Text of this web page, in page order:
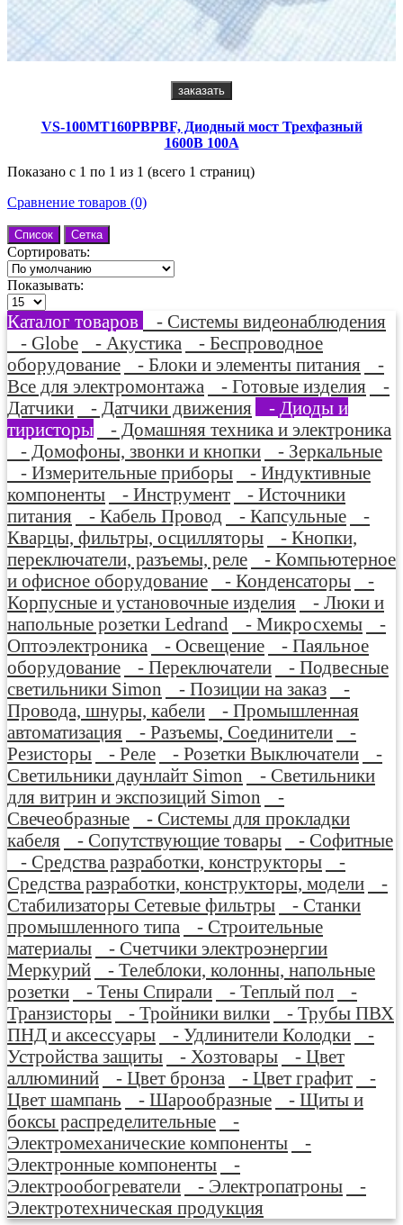
заказать
VS-100MT160PBPBF, Диодный мост Трехфазный
1600В 100А
Показано с 1 по 1 из 1 (всего 1 страниц)
Сравнение товаров (0)
Список Сетка
Сортировать:
Показывать:
Каталог товаров
- Системы видеонаблюдения
- Globe
- Акустика
- Беспроводное
оборудование
- Блоки и элементы питания
-
Все для электромонтажа
- Готовые изделия
-
Датчики
- Датчики движения
- Диоды и
тиристоры
- Домашняя техника и электроника
- Домофоны, звонки и кнопки
- Зеркальные
- Измерительные приборы
- Индуктивные
компоненты
- Инструмент
- Источники
питания
- Кабель Провод - Капсульные
-
Кварцы, фильтры, осцилляторы
- Кнопки,
переключатели, разъемы, реле
- Компьютерное
и офисное оборудование
- Конденсаторы
-
Корпусные и установочные изделия
- Люки и
напольные розетки Ledrand
- Микросхемы
-
Оптоэлектроника
- Освещение
- Паяльное
оборудование
- Переключатели
- Подвесные
светильники Simon
- Позиции на заказ
-
Провода, шнуры, кабели
- Промышленная
автоматизация
- Разъемы, Соединители
-
Резисторы
- Реле - Розетки Выключатели
-
Светильники даунлайт Simon
- Светильники
для витрин и экспозиций Simon
-
Свечеобразные
- Системы для прокладки
кабеля
- Сопутствующие товары
- Софитные
- Средства разработки, конструкторы
-
Средства разработки, конструкторы, модели
-
Стабилизаторы Сетевые фильтры
- Станки
промышленного типа
- Строительные
материалы
- Счетчики электроэнергии
Меркурий
- Телеблоки, колонны, напольные
розетки
- Тены Спирали - Теплый пол
-
Транзисторы
- Тройники вилки
- Трубы ПВХ
ПНД и аксессуары
- Удлинители Колодки
-
Устройства защиты
- Хозтовары
- Цвет
аллюминий
- Цвет бронза - Цвет графит
-
Цвет шампань
- Шарообразные
- Щиты и
боксы распределительные
-
Электромеханические компоненты
-
Электронные компоненты
-
Электрообогреватели
- Электропатроны
-
Электротехническая продукция